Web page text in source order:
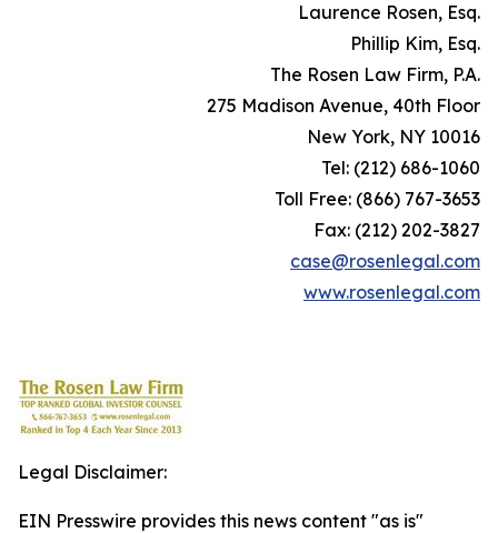
Laurence Rosen, Esq.
Phillip Kim, Esq.
The Rosen Law Firm, P.A.
275 Madison Avenue, 40th Floor
New York, NY 10016
Tel: (212) 686-1060
Toll Free: (866) 767-3653
Fax: (212) 202-3827
case@rosenlegal.com
www.rosenlegal.com
Legal Disclaimer:
EIN Presswire provides this news content "as is"